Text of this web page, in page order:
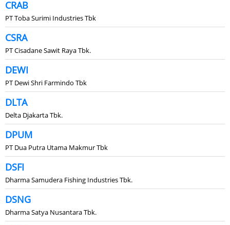
CRAB
PT Toba Surimi Industries Tbk
CSRA
PT Cisadane Sawit Raya Tbk.
DEWI
PT Dewi Shri Farmindo Tbk
DLTA
Delta Djakarta Tbk.
DPUM
PT Dua Putra Utama Makmur Tbk
DSFI
Dharma Samudera Fishing Industries Tbk.
DSNG
Dharma Satya Nusantara Tbk.